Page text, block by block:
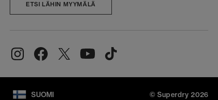
ETSI LÄHIN MYYMÄLÄ
SUOMI © Superdry 2026